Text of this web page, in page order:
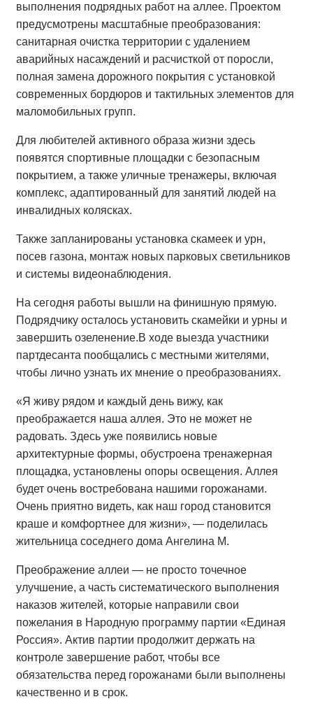
выполнения подрядных работ на аллее. Проектом
предусмотрены масштабные преобразования:
санитарная очистка территории с удалением
аварийных насаждений и расчисткой от поросли,
полная замена дорожного покрытия с установкой
современных бордюров и тактильных элементов для
маломобильных групп.
Для любителей активного образа жизни здесь
появятся спортивные площадки с безопасным
покрытием, а также уличные тренажеры, включая
комплекс, адаптированный для занятий людей на
инвалидных колясках.
Также запланированы установка скамеек и урн,
посев газона, монтаж новых парковых светильников
и системы видеонаблюдения.
На сегодня работы вышли на финишную прямую.
Подрядчику осталось установить скамейки и урны и
завершить озеленение.В ходе выезда участники
партдесанта пообщались с местными жителями,
чтобы лично узнать их мнение о преобразованиях.
«Я живу рядом и каждый день вижу, как
преображается наша аллея. Это не может не
радовать. Здесь уже появились новые
архитектурные формы, обустроена тренажерная
площадка, установлены опоры освещения. Аллея
будет очень востребована нашими горожанами.
Очень приятно видеть, как наш город становится
краше и комфортнее для жизни», — поделилась
жительница соседнего дома Ангелина М.
Преображение аллеи — не просто точечное
улучшение, а часть систематического выполнения
наказов жителей, которые направили свои
пожелания в Народную программу партии «Единая
Россия». Актив партии продолжит держать на
контроле завершение работ, чтобы все
обязательства перед горожанами были выполнены
качественно и в срок.